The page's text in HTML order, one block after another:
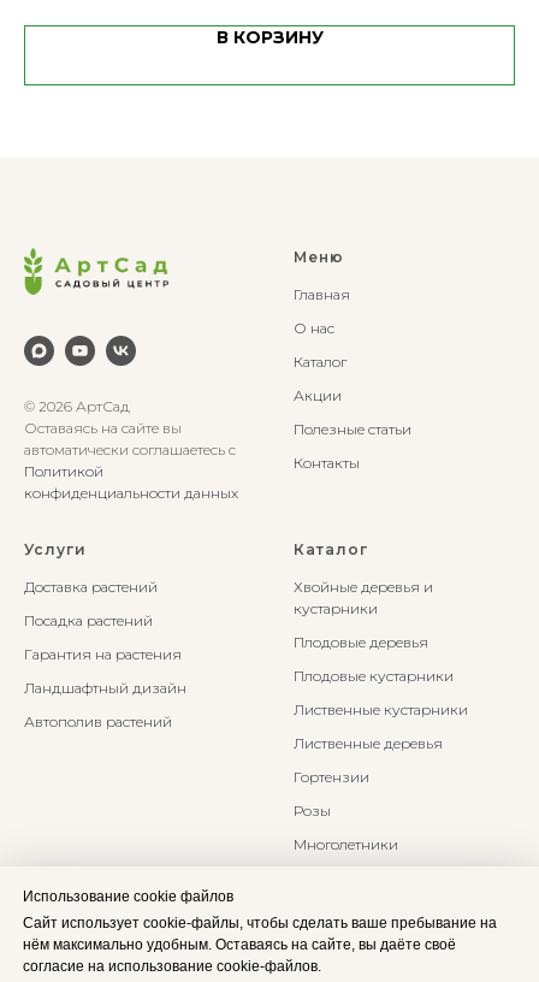
В КОРЗИНУ
© 2026 АртСад
Оставаясь на сайте вы
автоматически соглашаетесь с
Политикой
конфиденциальности данных
Меню
Главная
О нас
Каталог
Акции
Полезные статьи
Контакты
Услуги
Доставка растений
Посадка растений
Гарантия на растения
Ландшафтный дизайн
Автополив растений
Каталог
Хвойные деревья и
кустарники
Плодовые деревья
Плодовые кустарники
Лиственные кустарники
Лиственные деревья
Гортензии
Розы
Многолетники
Использование cookie файлов
Сайт использует cookie-файлы, чтобы сделать ваше пребывание на
нём максимально удобным. Оставаясь на сайте, вы даёте своё
согласие на использование cookie-файлов.